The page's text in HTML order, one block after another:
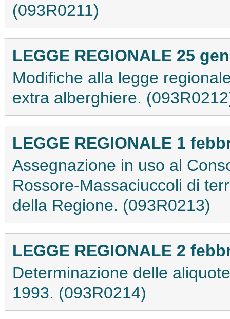
(093R0211)
LEGGE REGIONALE 25
Modifiche alla legge
extra alberghiere.
LEGGE REGIONALE 1
Assegnazione in uso al
Rossore-Massaciuccoli di
della Regione. (093R0213)
LEGGE REGIONALE 2
Determinazione delle
1993. (093R0214)